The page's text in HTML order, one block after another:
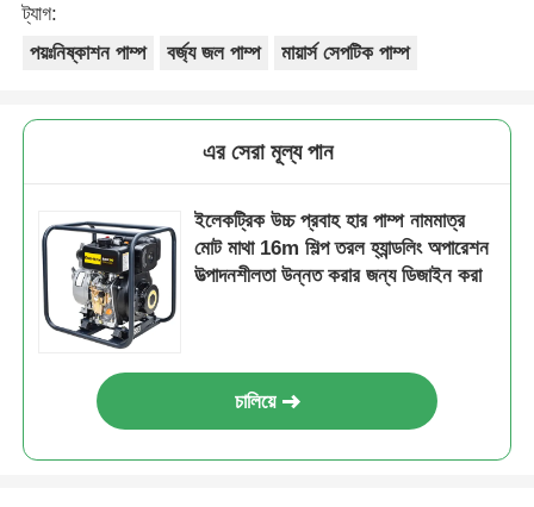
ট্যাগ:
পয়ঃনিষ্কাশন পাম্প
বর্জ্য জল পাম্প মায়ার্স সেপটিক পাম্প
এর সেরা মূল্য পান
ইলেকট্রিক উচ্চ প্রবাহ হার পাম্প নামমাত্র
মোট মাথা 16m শিল্প তরল হ্যান্ডলিং অপারেশন
উত্পাদনশীলতা উন্নত করার জন্য ডিজাইন করা
চালিয়ে